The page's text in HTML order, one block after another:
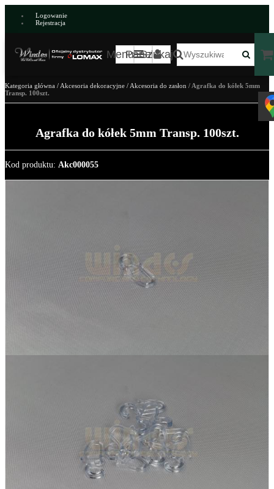
Logowanie
Rejestracja
MenuPanelSzukaj
Kategoria główna / Akcesoria dekoracyjne / Akcesoria do zasłon / Agrafka do kółek 5mm
Transp. 100szt.
Agrafka do kółek 5mm Transp. 100szt.
Kod produktu: Akc000055